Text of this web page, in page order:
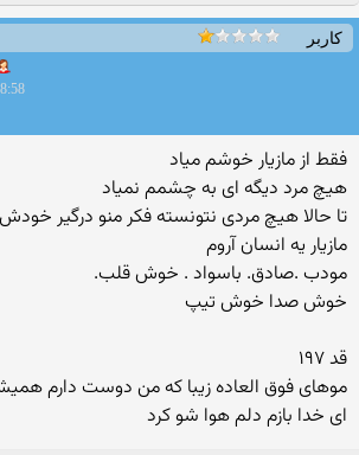
کاربر
فقط از مازیار خوشم میاد
هیچ مرد دیگه ای به چشمم نمیاد
تا حالا هیچ مردی نتونسته فکر منو درگیر
مازیار یه انسان آروم
مودب .صادق. باسواد . خوش قلب.
خوش صدا خوش تیپ
قد ۱۹۷
موهای فوق العاده زیبا که من دوست دارم
ای خدا بازم دلم هوا شو کرد